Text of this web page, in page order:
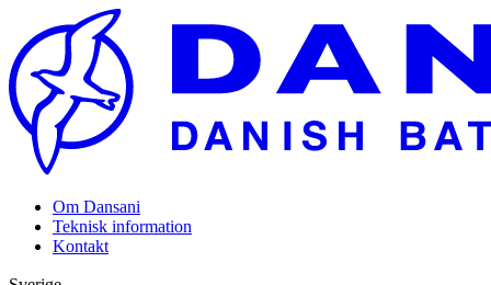
Om Dansani
Teknisk information
Kontakt